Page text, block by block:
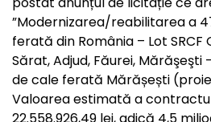
”Modernizarea/reabilitarea a
ferată din România – Lot SRCF
Sărat, Adjud, Făurei, Mărăşeşti
de cale ferată Mărășești
Valoarea estimată a